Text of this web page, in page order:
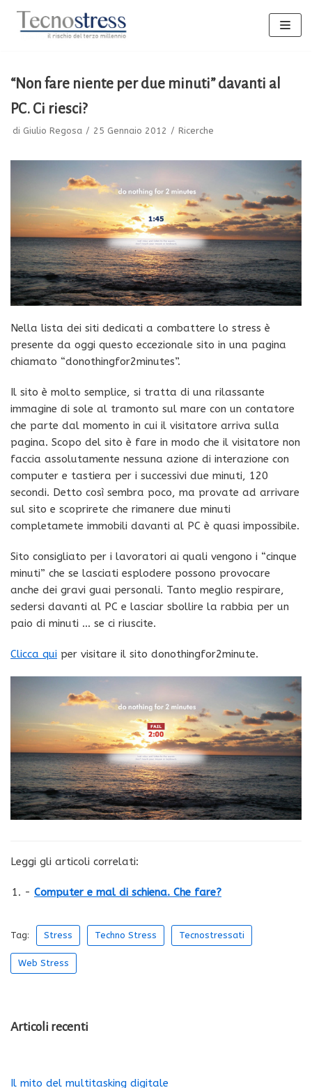
“Non fare niente per due minuti” davanti al
PC. Ci riesci?
di Giulio Regosa 25 Gennaio 2012 Ricerche
Nella lista dei siti dedicati a combattere lo stress è
presente da oggi questo eccezionale sito in una pagina
chiamato “donothingfor2minutes”.
Il sito è molto semplice, si tratta di una rilassante
immagine di sole al tramonto sul mare con un contatore
che parte dal momento in cui il visitatore arriva sulla
pagina. Scopo del sito è fare in modo che il visitatore non
faccia assolutamente nessuna azione di interazione con
computer e tastiera per i successivi due minuti, 120
secondi. Detto così sembra poco, ma provate ad arrivare
sul sito e scoprirete che rimanere due minuti
completamete immobili davanti al PC è quasi impossibile.
Sito consigliato per i lavoratori ai quali vengono i “cinque
minuti” che se lasciati esplodere possono provocare
anche dei gravi guai personali. Tanto meglio respirare,
sedersi davanti al PC e lasciar sbollire la rabbia per un
paio di minuti … se ci riuscite.
Clicca qui per visitare il sito donothingfor2minute.
Leggi gli articoli correlati:
- Computer e mal di schiena. Che fare?
Tag: Stress Techno Stress Tecnostressati
Web Stress
Articoli recenti
Il mito del multitasking digitale